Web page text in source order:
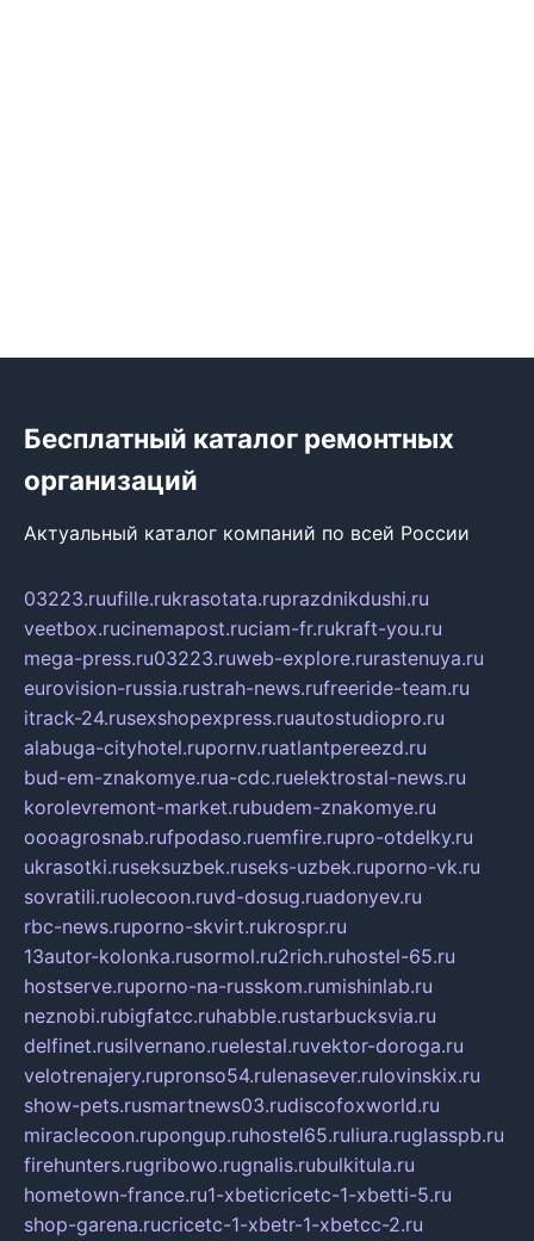
Бесплатный каталог ремонтных
организаций
Актуальный каталог компаний по всей России
03223.ruufille.rukrasotata.ruprazdnikdushi.ru
veetbox.rucinemapost.ruciam-fr.rukraft-you.ru
mega-press.ru03223.ruweb-explore.rurastenuya.ru
eurovision-russia.rustrah-news.rufreeride-team.ru
itrack-24.rusexshopexpress.ruautostudiopro.ru
alabuga-cityhotel.rupornv.ruatlantpereezd.ru
bud-em-znakomye.rua-cdc.ruelektrostal-news.ru
korolevremont-market.rubudem-znakomye.ru
oooagrosnab.rufpodaso.ruemfire.rupro-otdelky.ru
ukrasotki.ruseksuzbek.ruseks-uzbek.ruporno-vk.ru
sovratili.ruolecoon.ruvd-dosug.ruadonyev.ru
rbc-news.ruporno-skvirt.rukrospr.ru
13autor-kolonka.rusormol.ru2rich.ruhostel-65.ru
hostserve.ruporno-na-russkom.rumishinlab.ru
neznobi.rubigfatcc.ruhabble.rustarbucksvia.ru
delfinet.rusilvernano.ruelestal.ruvektor-doroga.ru
velotrenajery.rupronso54.rulenasever.rulovinskix.ru
show-pets.rusmartnews03.rudiscofoxworld.ru
miraclecoon.rupongup.ruhostel65.ruliura.ruglasspb.ru
firehunters.rugribowo.rugnalis.rubulkitula.ru
hometown-france.ru1-xbeticricetc-1-xbetti-5.ru
shop-garena.rucricetc-1-xbetr-1-xbetcc-2.ru